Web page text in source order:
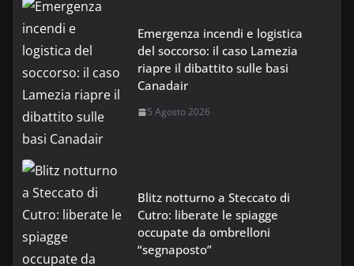
Emergenza incendi e logistica
del soccorso: il caso Lamezia
riapre il dibattito sulle basi
Canadair
5 Agosto 2026
Blitz notturno a Steccato di
Cutro: liberate le spiagge
occupate da ombrelloni
“segnaposto”